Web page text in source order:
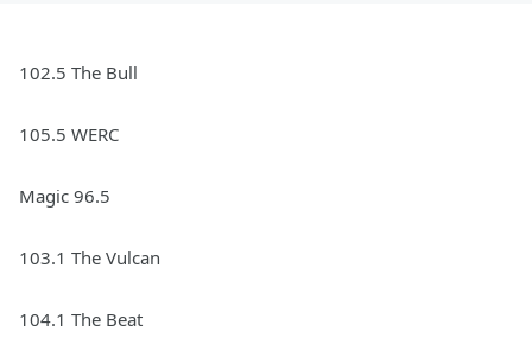
102.5 The Bull
105.5 WERC
Magic 96.5
103.1 The Vulcan
104.1 The Beat